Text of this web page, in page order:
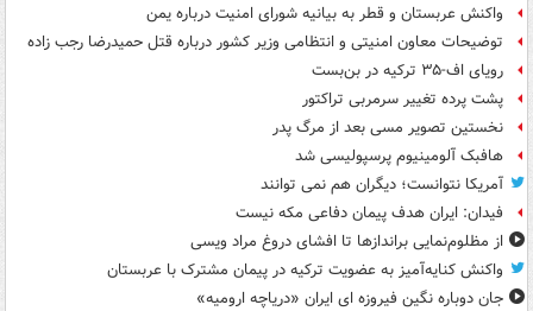
واکنش عربستان و قطر به بیانیه شورای امنیت درباره یمن
توضیحات معاون امنیتی و انتظامی وزیر کشور درباره قتل حمیدرضا رجب زاده
رویای اف-۳۵ ترکیه در بن‌بست
پشت پرده تغییر سرمربی تراکتور
نخستین تصویر مسی بعد از مرگ پدر
هافبک آلومینیوم پرسپولیسی شد
آمریکا نتوانست؛ دیگران هم نمی توانند
فیدان: ایران هدف پیمان دفاعی مکه نیست
از مظلوم‌نمایی براندازها تا افشای دروغ مراد ویسی
واکنش کنایه‌آمیز به عضویت ترکیه در پیمان مشترک با عربستان
جان دوباره نگین فیروزه ای ایران «دریاچه ارومیه»